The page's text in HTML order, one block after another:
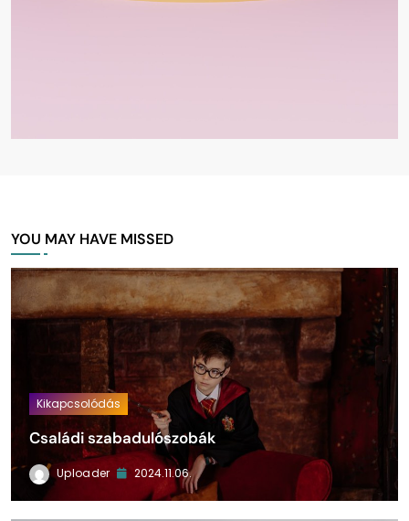
YOU MAY HAVE MISSED
Kikapcsolódás
Családi szabadulószobák
Uploader 2024.11.06.